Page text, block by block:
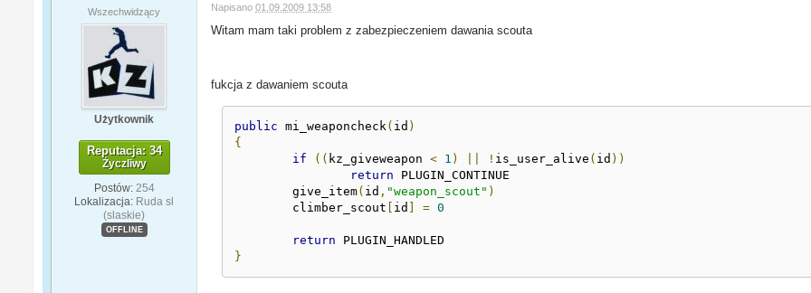
Wszechwidzący
Użytkownik
Reputacja: 34
Życzliwy
Postów: 254
Lokalizacja: Ruda sl
(slaskie)
OFFLINE
Napisano01.09.2009 13:58
Witam mam taki problem z zabezpieczeniem dawania scouta
fukcja z dawaniem scouta
public mi_weaponcheck ( id )
{
if
(( kz_giveweapon < 1 ) ! is_user_alive ( id ))
return PLUGIN_CONTINUE
        give_item
( id , "weapon_scout" )
	climber_scout
[ id ] = 0
return
}